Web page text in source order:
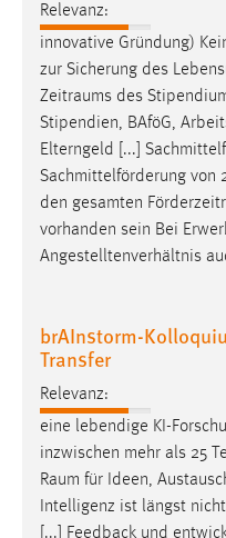
Relevanz:
innovative Gründung)
zur Sicherung des
Zeitraums des
Stipendien, BAföG,
Elterngeld [...]
Sachmittelförderung von
den gesamten
vorhanden sein Bei
Angestelltenverhältnis
brAInstorm-
Transfer
Relevanz:
eine lebendige KI-
inzwischen mehr als 25
Raum für Ideen,
Intelligenz ist längst
[...] Feedback und